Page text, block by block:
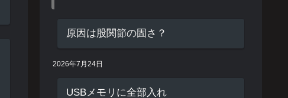
原因は股関節の固さ？
2026年7月24日
USBメモリに全部入れ